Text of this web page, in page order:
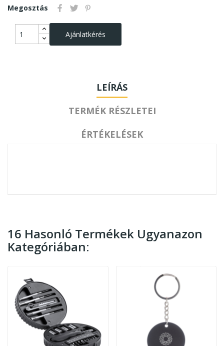
Megosztás
Ajánlatkérés
LEÍRÁS
TERMÉK RÉSZLETEI
ÉRTÉKELÉSEK
16 Hasonló Termékek Ugyanazon
Kategóriában: